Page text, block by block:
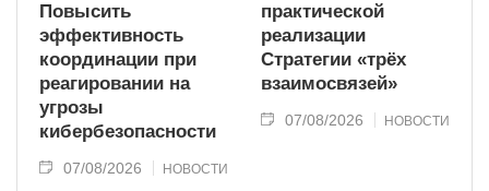
Повысить
эффективность
координации при
реагировании на
угрозы
кибербезопасности
07/08/2026 НОВОСТИ
практической
реализации
Стратегии «трёх
взаимосвязей»
07/08/2026 НОВОСТИ